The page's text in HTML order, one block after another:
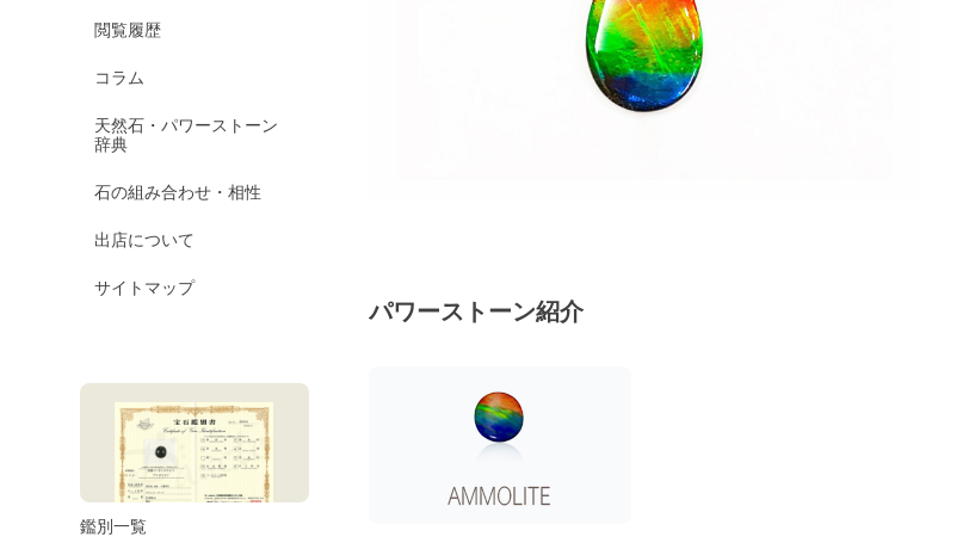
閲覧履歴
コラム
天然石・パワーストーン
辞典
石の組み合わせ・相性
出店について
サイトマップ
鑑別一覧
パワーストーン紹介